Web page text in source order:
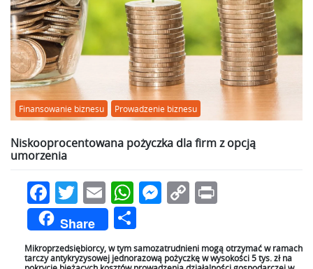
Finansowanie biznesu Prowadzenie biznesu
Niskooprocentowana pożyczka dla firm z opcją
umorzenia
Facebook
Twitter
EmailWhatsApp
Messenger
Copy
Share
się
Mikroprzedsiębiorcy, w tym samozatrudnieni mogą otrzymać w ramach
tarczy antykryzysowej jednorazową pożyczkę w wysokości 5 tys. zł na